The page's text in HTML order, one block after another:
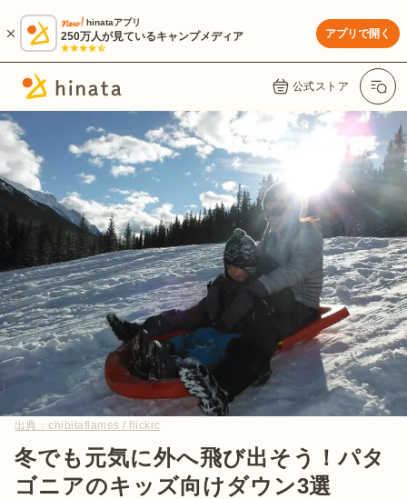
hinataアプリ
250万人が見ているキャンプメディア アプリで開く
公式ストア
出典：chibitaflames / flickrc
冬でも元気に外へ飛び出そう！パタ
ゴニアのキッズ向けダウン3選